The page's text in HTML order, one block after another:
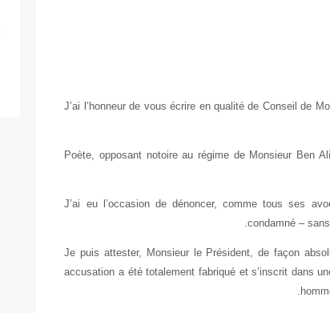
J’ai l’honneur de vous écrire en qualité de Conseil de
Poète, opposant notoire au régime de Monsieur Ben
J’ai eu l’occasion de dénoncer, comme tous ses
condamné –
Je puis attester, Monsieur le Président, de façon
accusation a été totalement fabriqué et s’inscrit dans